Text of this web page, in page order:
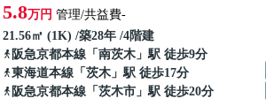
5.8万円 管理/共益費-
21.56㎡ (1K) /築28年 /4階建
阪急京都本線 「 南茨木 」駅 徒歩9分
東海道本線 「 茨木 」駅 徒歩17分
阪急京都本線 「 茨木市 」駅 徒歩20分